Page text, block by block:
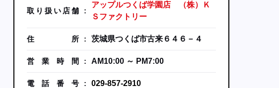
取 り 扱 い 店舗
アップルつくば学園店 （株）Ｋ
Ｓファクトリー
住 所 茨城県つくば市古来６４６－４
営 業 時 間 AM10:00 ～ PM7:00
電 話 番 号 029-857-2910